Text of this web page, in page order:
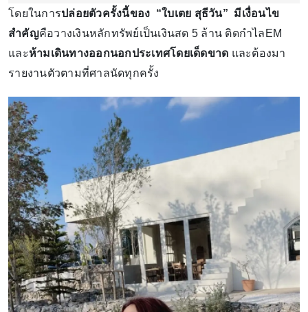
โดยในการปล่อยตัวครั้งนี้ของ “ใบเตย สุธีวัน” มีเงื่อนไข
สำคัญคือวางเงินหลักทรัพย์เป็นเงินสด 5 ล้าน ติดกำไลEM
และห้ามเดินทางออกนอกประเทศโดยเด็ดขาด และต้องมา
รายงานตัวตามที่ศาลนัดทุกครั้ง